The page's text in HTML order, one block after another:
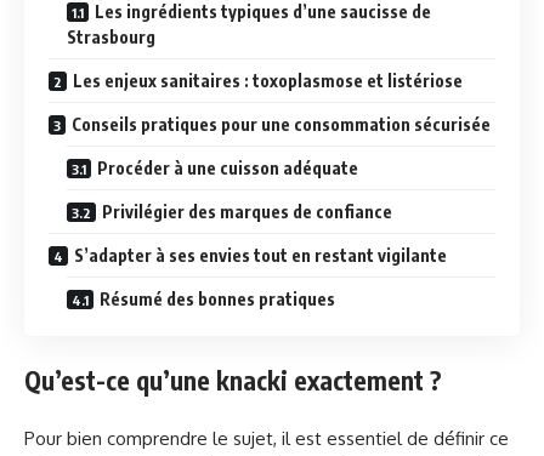
Les ingrédients typiques d’une saucisse de
Strasbourg
Les enjeux sanitaires : toxoplasmose et listériose
Conseils pratiques pour une consommation sécurisée
Procéder à une cuisson adéquate
Privilégier des marques de confiance
S’adapter à ses envies tout en restant vigilante
Résumé des bonnes pratiques
Qu’est-ce qu’une knacki exactement ?
Pour bien comprendre le sujet, il est essentiel de définir ce